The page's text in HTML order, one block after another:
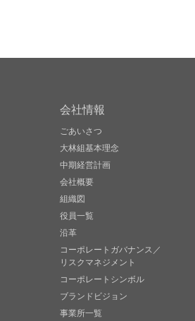
会社情報
ごあいさつ
大林組基本理念
中期経営計画
会社概要
組織図
役員一覧
沿革
コーポレートガバナンス／
リスクマネジメント
コーポレートシンボル
ブランドビジョン
事業所一覧